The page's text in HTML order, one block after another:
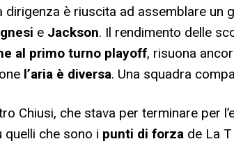
dirigenza è riuscita ad assemblare
e Jackson. Il rendimento delle
al primo turno playoff, risuona
l’aria è diversa. Una squadra
Chiusi, che stava per terminare per
quelli che sono i punti di forza de La